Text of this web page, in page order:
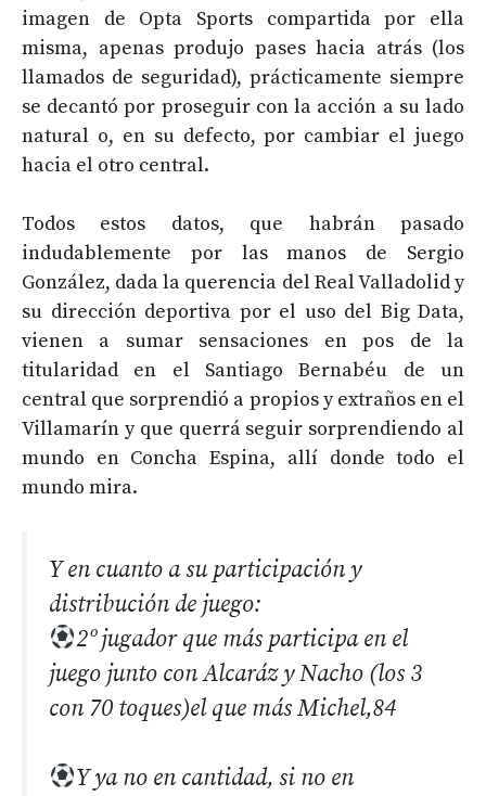
imagen de Opta Sports compartida por ella
misma, apenas produjo pases hacia atrás (los
llamados de seguridad), prácticamente siempre
se decantó por proseguir con la acción a su lado
natural o, en su defecto, por cambiar el juego
hacia el otro central.
Todos estos datos, que habrán pasado
indudablemente por las manos de Sergio
González, dada la querencia del Real Valladolid y
su dirección deportiva por el uso del Big Data,
vienen a sumar sensaciones en pos de la
titularidad en el Santiago Bernabéu de un
central que sorprendió a propios y extraños en el
Villamarín y que querrá seguir sorprendiendo al
mundo en Concha Espina, allí donde todo el
mundo mira.
Y en cuanto a su participación y
distribución de juego:
2º jugador que más participa en el
juego junto con Alcaráz y Nacho (los 3
con 70 toques)el que más Michel,84
Y ya no en cantidad, si no en